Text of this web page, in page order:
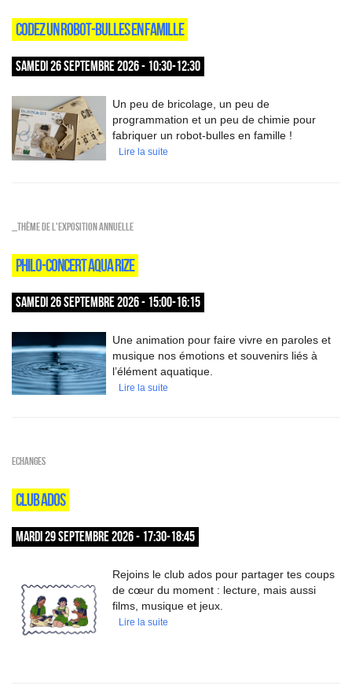
CODEZ UN ROBOT-BULLES EN FAMILLE
SAMEDI 26 SEPTEMBRE 2026 - 10:30-12:30
Un peu de bricolage, un peu de
programmation et un peu de chimie pour
fabriquer un robot-bulles en famille !
Lire la suite
_Thème de l'exposition annuelle
PHILO-CONCERT AQUA RIZE
SAMEDI 26 SEPTEMBRE 2026 - 15:00-16:15
Une animation pour faire vivre en paroles et
musique nos émotions et souvenirs liés à
l’élément aquatique.
Lire la suite
ECHANGES
CLUB ADOS
MARDI 29 SEPTEMBRE 2026 - 17:30-18:45
Rejoins le club ados pour partager tes coups
de cœur du moment : lecture, mais aussi
films, musique et jeux.
Lire la suite